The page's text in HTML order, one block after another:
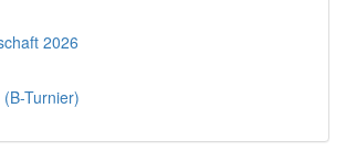
2026
Turnier)